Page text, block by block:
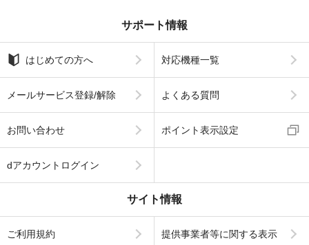
サポート情報
はじめての方へ 対応機種一覧
メールサービス登録/解除 よくある質問
お問い合わせ ポイント表示設定
dアカウントログイン
サイト情報
ご利用規約 提供事業者等に関する表示